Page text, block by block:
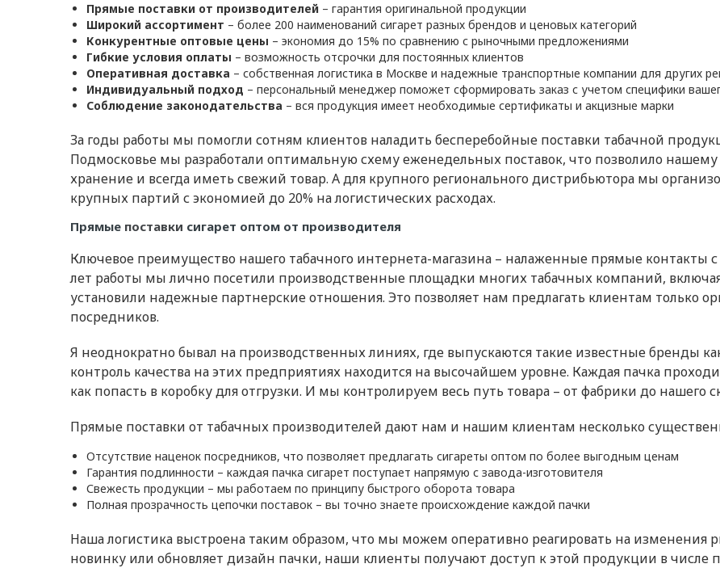
Прямые поставки от производителей – гарантия оригинальной продукции
Широкий ассортимент – более 200 наименований сигарет разных брендов и ценовых категорий
Конкурентные оптовые цены – экономия до 15% по сравнению с рыночными предложениями
Гибкие условия оплаты – возможность отсрочки для постоянных клиентов
Оперативная доставка – собственная логистика в Москве и надежные транспортные компании для других
Индивидуальный подход – персональный менеджер поможет сформировать заказ с учетом специфики
Соблюдение законодательства – вся продукция имеет необходимые сертификаты и акцизные марки
За годы работы мы помогли сотням клиентов наладить бесперебойные поставки табачной
Подмосковье мы разработали оптимальную схему еженедельных поставок, что позволило нашему
хранение и всегда иметь свежий товар. А для крупного регионального дистрибьютора мы
крупных партий с экономией до 20% на логистических расходах.
Прямые поставки сигарет оптом от производителя
Ключевое преимущество нашего табачного интернета-магазина – налаженные прямые контакты
лет работы мы лично посетили производственные площадки многих табачных компаний,
установили надежные партнерские отношения. Это позволяет нам предлагать клиентам только
посредников.
Я неоднократно бывал на производственных линиях, где выпускаются такие известные бренды
контроль качества на этих предприятиях находится на высочайшем уровне. Каждая пачка
как попасть в коробку для отгрузки. И мы контролируем весь путь товара – от фабрики до нашего
Прямые поставки от табачных производителей дают нам и нашим клиентам несколько
Отсутствие наценок посредников, что позволяет предлагать сигареты оптом по более выгодным ценам
Гарантия подлинности – каждая пачка сигарет поступает напрямую с завода-изготовителя
Свежесть продукции – мы работаем по принципу быстрого оборота товара
Полная прозрачность цепочки поставок – вы точно знаете происхождение каждой пачки
Наша логистика выстроена таким образом, что мы можем оперативно реагировать на изменения
новинку или обновляет дизайн пачки, наши клиенты получают доступ к этой продукции в числе